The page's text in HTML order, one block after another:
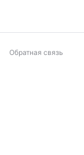
Обратная связь